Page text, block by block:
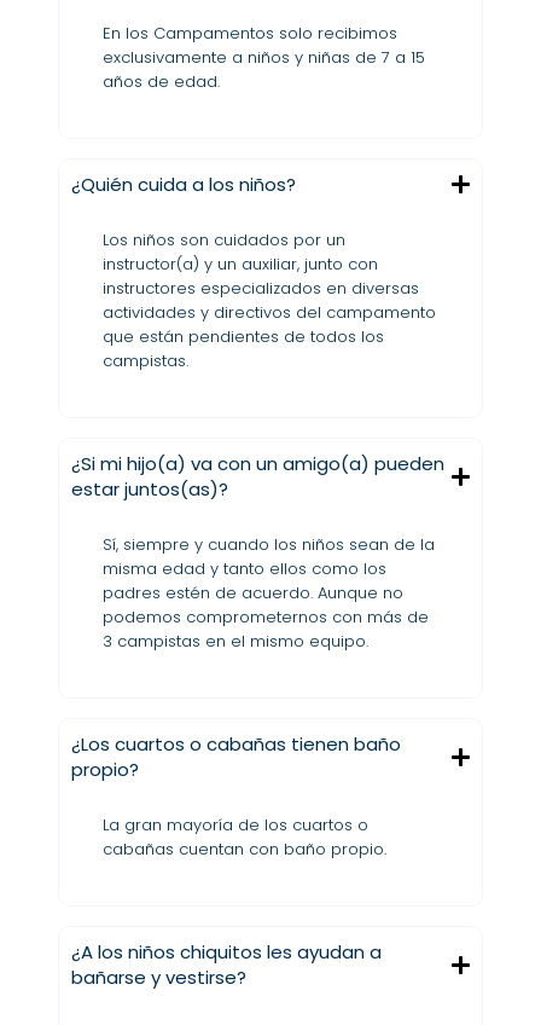
En los Campamentos solo recibimos
exclusivamente a niños y niñas de 7 a 15
años de edad.
¿Quién cuida a los niños?
Los niños son cuidados por un
instructor(a) y un auxiliar, junto con
instructores especializados en diversas
actividades y directivos del campamento
que están pendientes de todos los
campistas.
¿Si mi hijo(a) va con un amigo(a) pueden
estar juntos(as)?
Sí, siempre y cuando los niños sean de la
misma edad y tanto ellos como los
padres estén de acuerdo. Aunque no
podemos comprometernos con más de
3 campistas en el mismo equipo.
¿Los cuartos o cabañas tienen baño
propio?
La gran mayoría de los cuartos o
cabañas cuentan con baño propio.
¿A los niños chiquitos les ayudan a
bañarse y vestirse?